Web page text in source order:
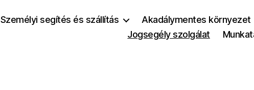
Személyi segítés és szállítás Akadálymentes környezet
Jogsegély szolgálat